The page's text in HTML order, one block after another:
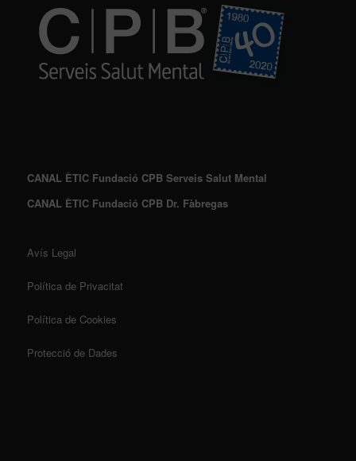
CANAL ÈTIC Fundació CPB Serveis Salut Mental
CANAL ÈTIC Fundació CPB Dr. Fàbregas
Avís Legal
Política de Privacitat
Política de Cookies
Protecció de Dades